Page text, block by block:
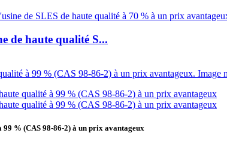
de haute qualité S...
99 % (CAS 98-86-2) à un prix avantageux